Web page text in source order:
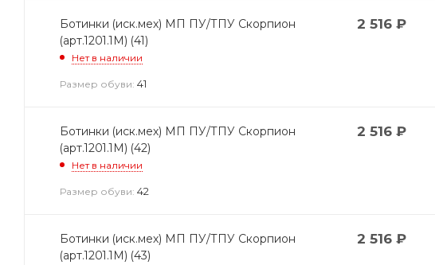
Ботинки (иск.мех) МП ПУ/ТПУ Скорпион
(арт.1201.1М) (41)
Нет в наличии
Размер обуви: 41
2 516₽
Ботинки (иск.мех) МП ПУ/ТПУ Скорпион
(арт.1201.1М) (42)
Нет в наличии
Размер обуви: 42
2 516₽
Ботинки (иск.мех) МП ПУ/ТПУ Скорпион
(арт.1201.1М) (43)
2 516₽